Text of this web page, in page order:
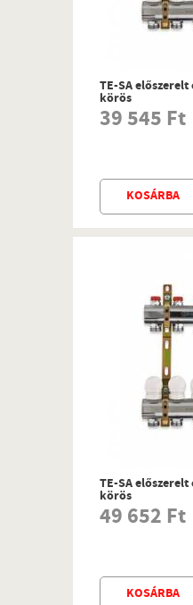
TE-SA
körös
39 545 Ft
KOSÁRBA
TE-SA
körös
49 652 Ft
KOSÁRBA